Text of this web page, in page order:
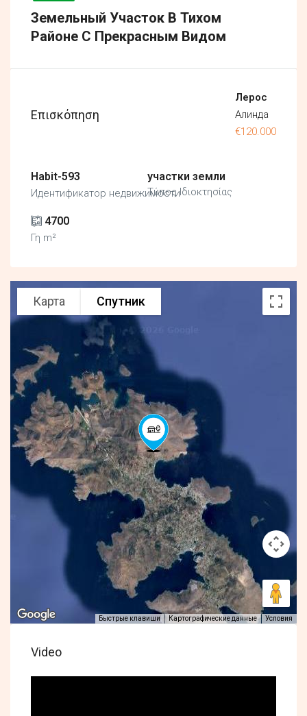
Земельный Участок В Тихом
Районе С Прекрасным Видом
Επισκόπηση
Лерос
Алинда
€120.000
Habit-593
Идентификатор недвижимости
участки земли
Τύπος Ιδιοκτησίας
4700
Γη m²
Карта Спутник
Быстрые клавиши Картографические данные Условия
Video